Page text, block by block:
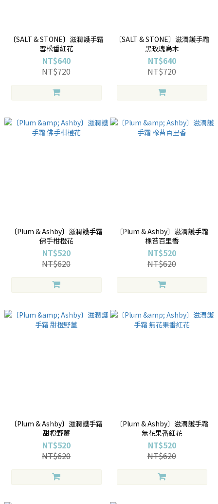
〔SALT & STONE〕滋潤護手霜
雪松番紅花
NT$640
NT$720
〔SALT & STONE〕滋潤護手霜
黑玫瑰烏木
NT$640
NT$720
〔Plum & Ashby〕滋潤護手霜
佛手柑橙花
NT$520
NT$620
〔Plum & Ashby〕滋潤護手霜
橡苔百里香
NT$520
NT$620
〔Plum & Ashby〕滋潤護手霜
甜橙野薑
NT$520
NT$620
〔Plum & Ashby〕滋潤護手霜
無花果番紅花
NT$520
NT$620